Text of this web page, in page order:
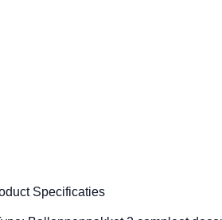
Specificaties